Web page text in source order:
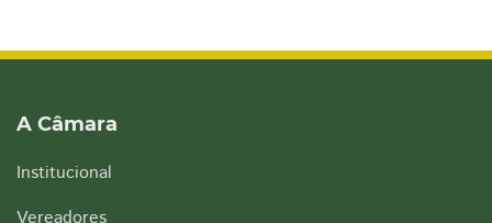
A Câmara
Institucional